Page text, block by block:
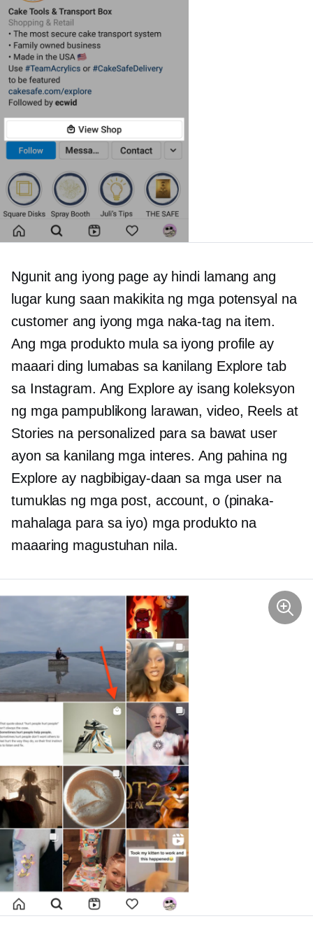
Ngunit ang iyong page ay hindi lamang ang
lugar kung saan makikita ng mga potensyal na
customer ang iyong mga naka-tag na item.
Ang mga produkto mula sa iyong profile ay
maaari ding lumabas sa kanilang Explore tab
sa Instagram. Ang Explore ay isang koleksyon
ng mga pampublikong larawan, video, Reels at
Stories na personalized para sa bawat user
ayon sa kanilang mga interes. Ang pahina ng
Explore ay nagbibigay-daan sa mga user na
tumuklas ng mga post, account, o (pinaka-
mahalaga para sa iyo) mga produkto na
maaaring magustuhan nila.